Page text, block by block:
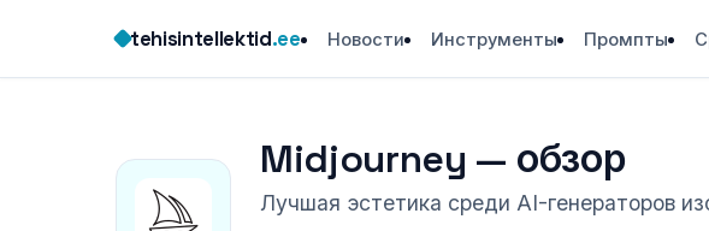
content
tehisintellektid.ee Новости Инструменты Промпты
Midjourney — обзор
Лучшая эстетика среди AI-генераторов